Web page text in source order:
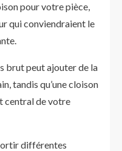
pour votre pièce,
qui conviendraient le
brut peut ajouter de la
tandis qu’une cloison
central de votre
différentes